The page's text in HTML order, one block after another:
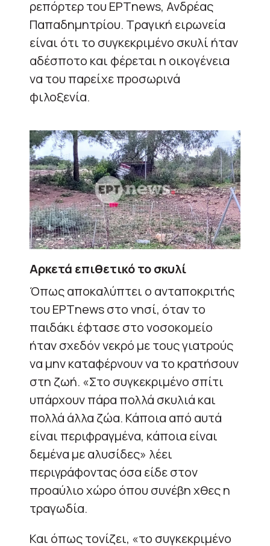
ρεπόρτερ του ΕΡΤnews, Ανδρέας
Παπαδημητρίου. Τραγική ειρωνεία
είναι ότι το συγκεκριμένο σκυλί ήταν
αδέσποτο και φέρεται η οικογένεια
να του παρείχε προσωρινά
φιλοξενία.
Αρκετά επιθετικό το σκυλί
Όπως αποκαλύπτει ο ανταποκριτής
του ΕΡΤnews στο νησί, όταν το
παιδάκι έφτασε στο νοσοκομείο
ήταν σχεδόν νεκρό με τους γιατρούς
να μην καταφέρνουν να το κρατήσουν
στη ζωή. «Στο συγκεκριμένο σπίτι
υπάρχουν πάρα πολλά σκυλιά και
πολλά άλλα ζώα. Κάποια από αυτά
είναι περιφραγμένα, κάποια είναι
δεμένα με αλυσίδες» λέει
περιγράφοντας όσα είδε στον
προαύλιο χώρο όπου συνέβη χθες η
τραγωδία.
Και όπως τονίζει, «το συγκεκριμένο